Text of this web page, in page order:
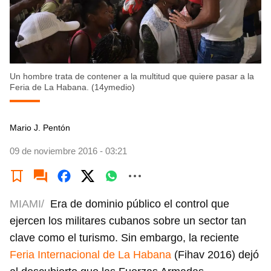
Un hombre trata de contener a la multitud que quiere pasar a la
Feria de La Habana. (14ymedio)
Mario J. Pentón
09 de noviembre 2016 - 03:21
MIAMI/ Era de dominio público el control que
ejercen los militares cubanos sobre un sector tan
clave como el turismo. Sin embargo, la reciente
Feria Internacional de La Habana (Fihav 2016) dejó